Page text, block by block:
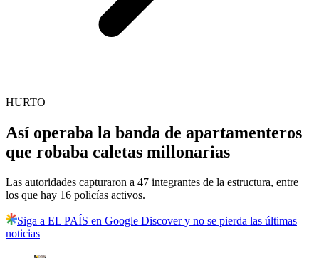
HURTO
Así operaba la banda de apartamenteros
que robaba caletas millonarias
Las autoridades capturaron a 47 integrantes de la estructura, entre
los que hay 16 policías activos.
Siga a EL PAÍS en Google Discover y no se pierda las últimas
noticias